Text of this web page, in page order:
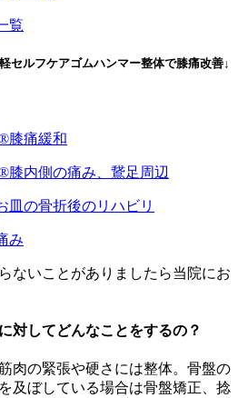
覧
セルフケアゴムハンマー整体で膝痛改善↓
膝痛緩和
膝内側の痛み、鵞足周辺
皿の骨折後のリハビリ
み
ないことがありましたら当院にお
対してどんなことをするの？
肉の緊張や硬さには整体。骨盤の
及ぼしている場合は骨盤矯正、捻